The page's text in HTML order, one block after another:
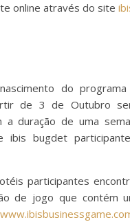
online através do site
do programa
de 3 de Outubro
a duração de uma
ibis bugdet
participantes
de jogo que contém